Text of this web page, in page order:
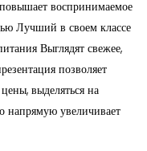
воспринимаемое
Лучший в своем классе
Выглядят свежее,
позволяет
выделяться на
напрямую увеличивает